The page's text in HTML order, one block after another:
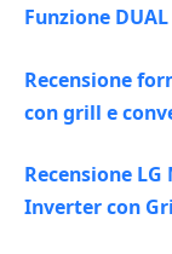
Funzione DUAL
Recensione
con grill e
Recensione
Inverter con